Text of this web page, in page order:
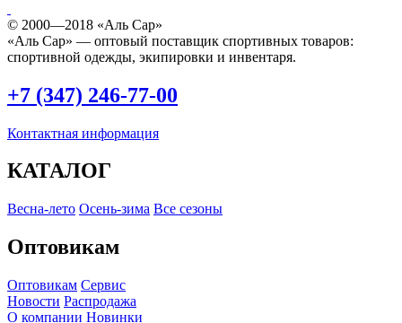
© 2000—2018 «Аль Сар»
«Аль Сар» — оптовый поставщик спортивных товаров:
спортивной одежды, экипировки и инвентаря.
+7 (347) 246-77-00
Контактная информация
КАТАЛОГ
Весна-лето Осень-зима Все сезоны
Оптовикам
Оптовикам Сервис
Новости Распродажа
О компании Новинки